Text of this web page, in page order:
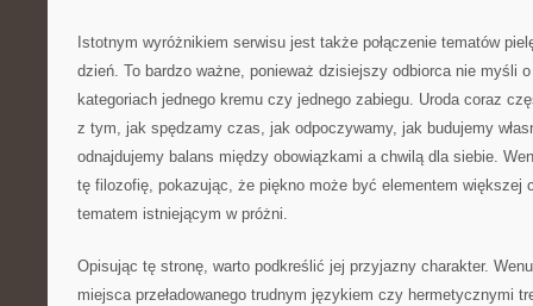
Istotnym wyróżnikiem serwisu jest także połączenie tematów
dzień. To bardzo ważne, ponieważ dzisiejszy odbiorca nie myśli o
kategoriach jednego kremu czy jednego zabiegu. Uroda coraz
z tym, jak spędzamy czas, jak odpoczywamy, jak budujemy
odnajdujemy balans między obowiązkami a chwilą dla siebie.
tę filozofię, pokazując, że piękno może być elementem większej
tematem istniejącym w próżni.
Opisując tę stronę, warto podkreślić jej przyjazny charakter.
miejsca przeładowanego trudnym językiem czy hermetycznymi